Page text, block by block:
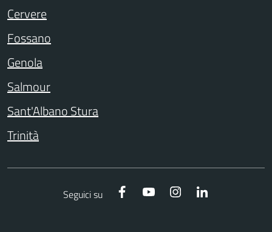
Cervere
Fossano
Genola
Salmour
Sant'Albano Stura
Trinità
Seguici su FacebookYouTubeInstagram